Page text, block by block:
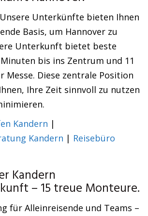
Unterkünfte bieten Ihnen
Basis, um Hannover zu
Unterkunft bietet beste
bis ins Zentrum und 11
Messe. Diese zentrale Position
Ihre Zeit sinnvoll zu nutzen
Kandern |
Kandern | Reisebüro
Kandern
– 15 treue Monteure.
für Alleinreisende und Teams –